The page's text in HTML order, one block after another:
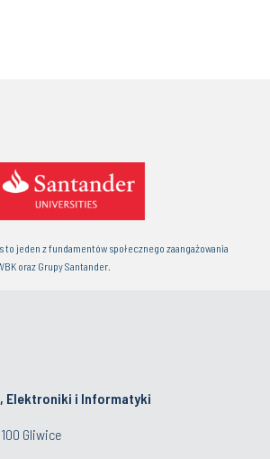
to jeden z fundamentów społecznego zaangażowania
oraz Grupy Santander.
Elektroniki i Informatyki
Gliwice